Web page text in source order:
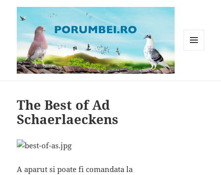
The Best of Ad
Schaerlaeckens
A aparut si poate fi comandata la